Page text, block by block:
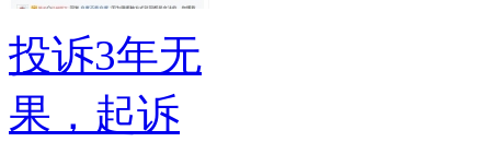
投诉3年无
果，起诉